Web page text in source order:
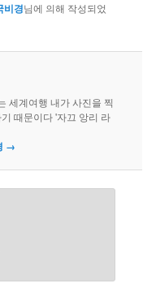
비경님에 의해 작성되었
세계여행 내가 사진을 찍
때문이다 '자끄 앙리 라
→